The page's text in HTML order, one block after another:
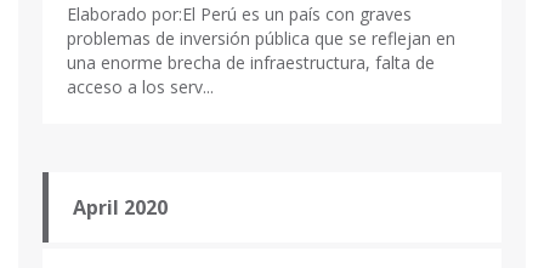
Elaborado por:El Perú es un país con graves
problemas de inversión pública que se reflejan en
una enorme brecha de infraestructura, falta de
acceso a los serv...
April 2020